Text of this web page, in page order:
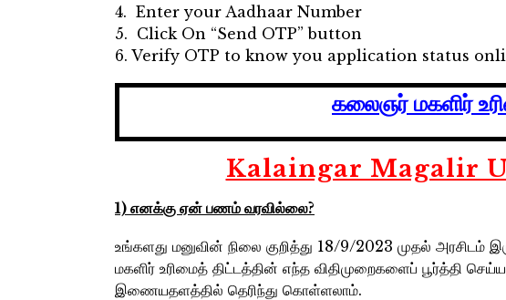
4. Enter your Aadhaar Number
5. Click On “Send OTP” button
6. Verify OTP to know you application status
கலைஞர் மகளிர்
Kalaingar Magalir
1) எனக்கு ஏன்‌ பணம்‌ வரவில்லை?
உங்களது மனுவின் நிலை குறித்து 18/9/2023 முதல் அரசிடம்
மகளிர் உரிமைத் திட்டத்தின் எந்த விதிமுறைகளைப் பூர்த்தி
இணையதளத்தில் தெரிந்து கொள்ளலாம்.